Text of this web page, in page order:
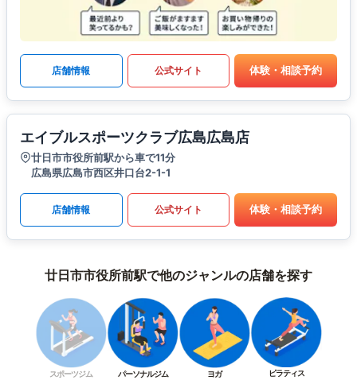
店舗情報 公式サイト 体験・相談予約
エイブルスポーツクラブ広島広島店
廿日市市役所前駅から車で11分
広島県広島市西区井口台2-1-1
店舗情報 公式サイト 体験・相談予約
廿日市市役所前駅で他のジャンルの店舗を探す
スポーツジム パーソナルジム ヨガ ピラティス